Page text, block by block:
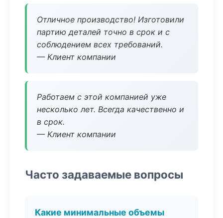
Отличное производство! Изготовили
партию деталей точно в срок и с
соблюдением всех требований.
— Клиент компании
Работаем с этой компанией уже
несколько лет. Всегда качественно и
в срок.
— Клиент компании
Часто задаваемые вопросы
Какие минимальные объемы